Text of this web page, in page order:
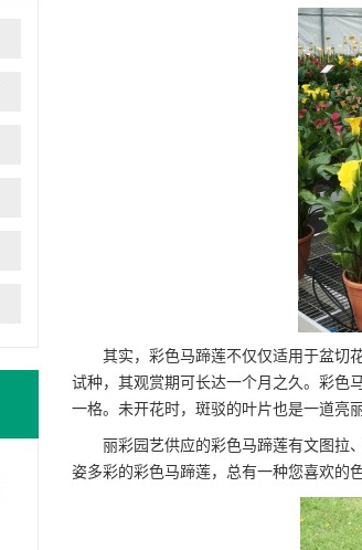
其实 ， 彩色马蹄莲不仅仅适用于盆切
试种，其观赏期可长达一个月之久。 彩色
一格。未开花时，斑驳的叶片也是一道亮
丽彩园艺供应的彩色马蹄莲有文图拉
姿多彩的彩色马蹄莲， 总有一种您喜欢的